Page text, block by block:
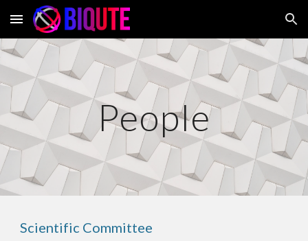
Skip to main content Skip to navigation
People
Scientific Committee